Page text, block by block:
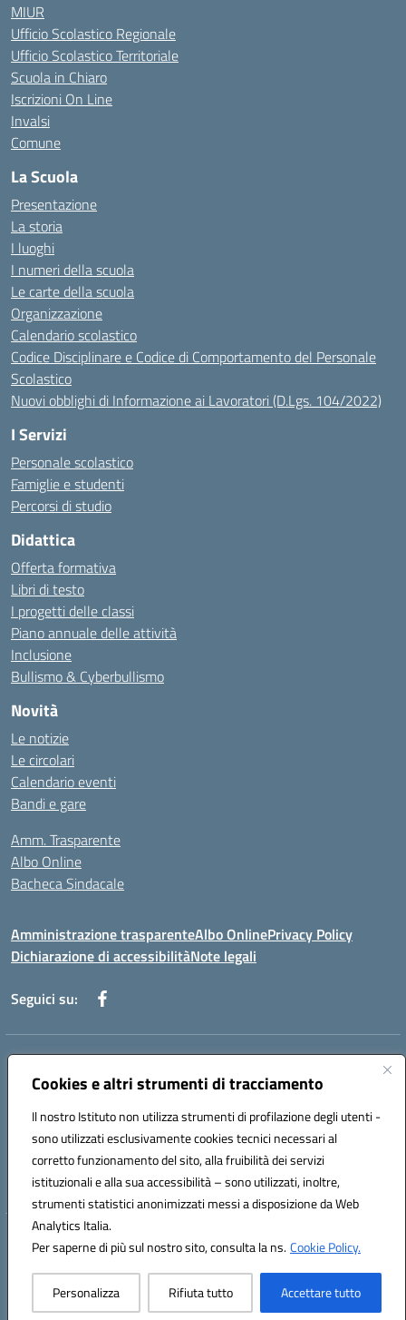
Cookies e altri strumenti di tracciamento
Il nostro Istituto non utilizza strumenti di profilazione degli utenti -
sono utilizzati esclusivamente cookies tecnici necessari al
corretto funzionamento del sito, alla fruibilità dei servizi
istituzionali e alla sua accessibilità – sono utilizzati, inoltre,
strumenti statistici anonimizzati messi a disposizione da Web
Analytics Italia.
Per saperne di più sul nostro sito, consulta la ns.Cookie Policy.
Personalizza Rifiuta tutto Accettare tutto
MIUR
Ufficio Scolastico Regionale
Ufficio Scolastico Territoriale
Scuola in Chiaro
Iscrizioni On Line
Invalsi
Comune
La Scuola
Presentazione
La storia
I luoghi
I numeri della scuola
Le carte della scuola
Organizzazione
Calendario scolastico
Codice Disciplinare e Codice di Comportamento del Personale
Scolastico
Nuovi obblighi di Informazione ai Lavoratori (D.Lgs. 104/2022)
I Servizi
Personale scolastico
Famiglie e studenti
Percorsi di studio
Didattica
Offerta formativa
Libri di testo
I progetti delle classi
Piano annuale delle attività
Inclusione
Bullismo & Cyberbullismo
Novità
Le notizie
Le circolari
Calendario eventi
Bandi e gare
Amm. Trasparente
Albo Online
Bacheca Sindacale
Amministrazione trasparenteAlbo OnlinePrivacy Policy
Dichiarazione di accessibilitàNote legali
Seguici su:
Indirizzo:
Centralino:0881234514 - 0881752614 - 0881719420
Posta elettronica certificata (PEC):fgps010008@pec.istruzione.it
Codice fiscale: 80003140714
Codice meccanografico: FGPS010008
Hosting & Powered by 3D Solution S.r.l.
Concept & Design by Designers Italia